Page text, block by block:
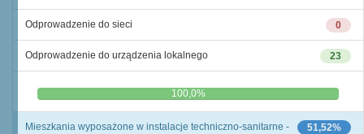
0
Odprowadzenie do sieci
23
Odprowadzenie do urządzenia lokalnego
0,0% 100,0%
51,52%
Mieszkania wyposażone w instalacje techniczno-sanitarne -